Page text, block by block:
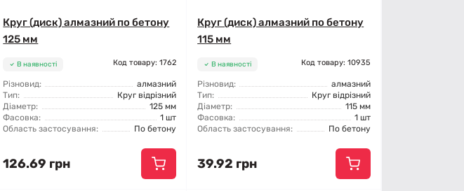
Круг (диск) алмазний по бетону
125 мм
В наявності Код товару: 1762
Різновид:
алмазний
Тип:
Круг відрізний
Діаметр:
125 мм
Фасовка:
1 шт
Область застосування:
По бетону
126.69 грн
Круг (диск) алмазний по бетону
115 мм
В наявності Код товару: 10935
Різновид:
алмазний
Тип:
Круг відрізний
Діаметр:
115 мм
Фасовка:
1 шт
Область застосування:
По бетону
39.92 грн